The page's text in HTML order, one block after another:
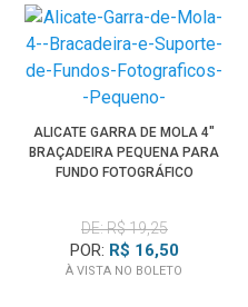
ALICATE GARRA DE MOLA 4"
BRAÇADEIRA PEQUENA PARA
FUNDO FOTOGRÁFICO
DE: R$ 19,25
POR: R$ 16,50
À VISTA NO BOLETO